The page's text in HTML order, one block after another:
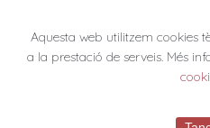
Aquesta web utilitzem cookies
a la prestació de serveis. Més